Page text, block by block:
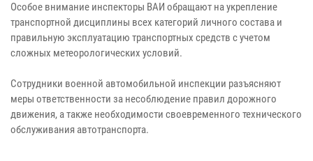
Особое внимание инспекторы ВАИ обращают на укрепление
транспортной дисциплины всех категорий личного состава и
правильную эксплуатацию транспортных средств с учетом
сложных метеорологических условий.
Сотрудники военной автомобильной инспекции разъясняют
меры ответственности за несоблюдение правил дорожного
движения, а также необходимости своевременного технического
обслуживания автотранспорта.